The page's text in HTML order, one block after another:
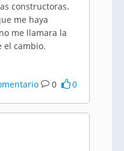
constructoras.
me haya
me llamara la
el cambio.
0 0